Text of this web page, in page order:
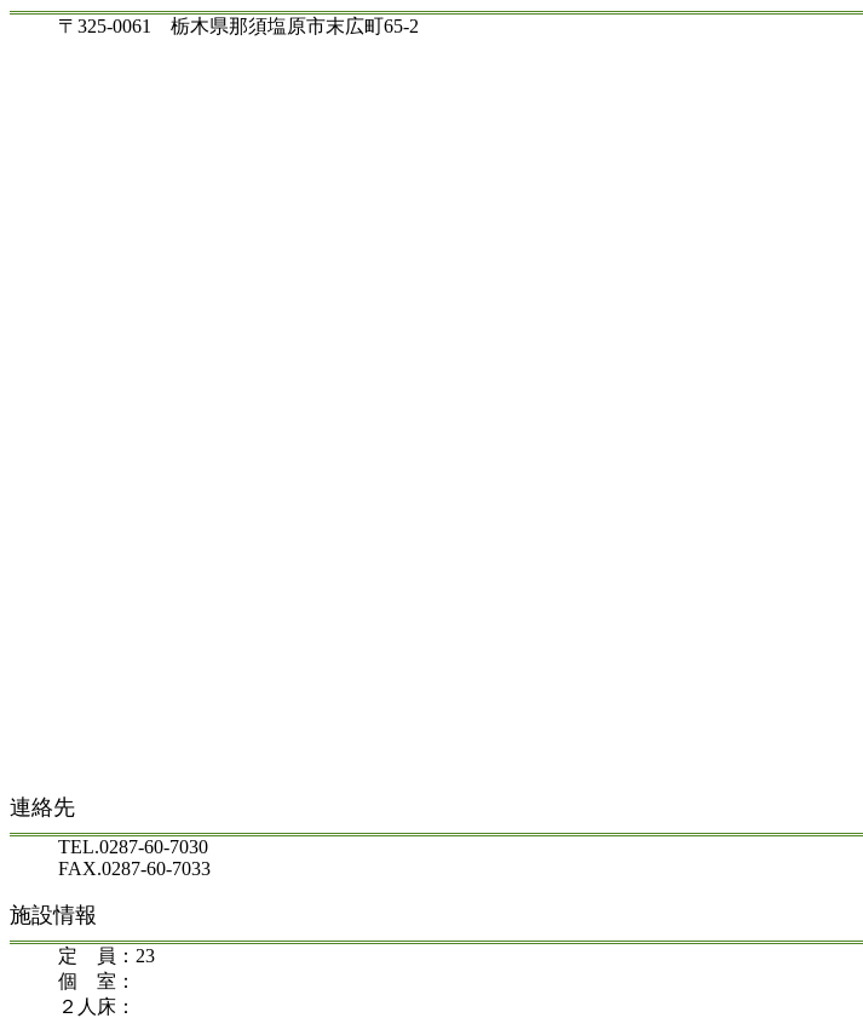
〒325-0061 栃木県那須塩原市末広町65-2
連絡先
TEL.0287-60-7030
FAX.0287-60-7033
施設情報
定 員：23
個 室：
２人床：